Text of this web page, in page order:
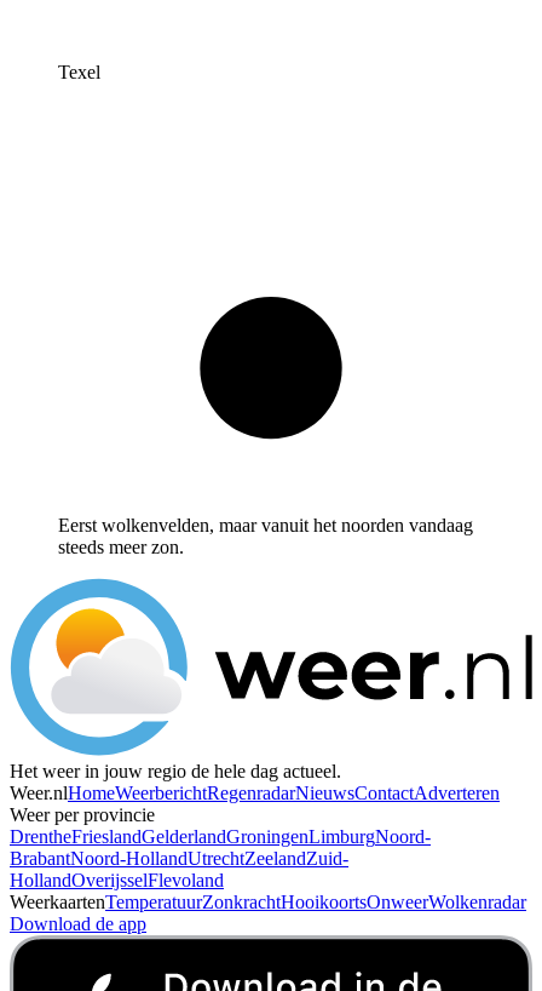
Texel
Eerst wolkenvelden, maar vanuit het noorden vandaag
steeds meer zon.
Het weer in jouw regio de hele dag actueel.
Weer.nlHomeWeerberichtRegenradarNieuwsContactAdverteren
Weer per provincie
DrentheFrieslandGelderlandGroningenLimburgNoord-
BrabantNoord-HollandUtrechtZeelandZuid-
HollandOverijsselFlevoland
WeerkaartenTemperatuurZonkrachtHooikoortsOnweerWolkenradar
Download de app